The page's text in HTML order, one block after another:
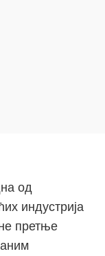
од
индустрија
претње